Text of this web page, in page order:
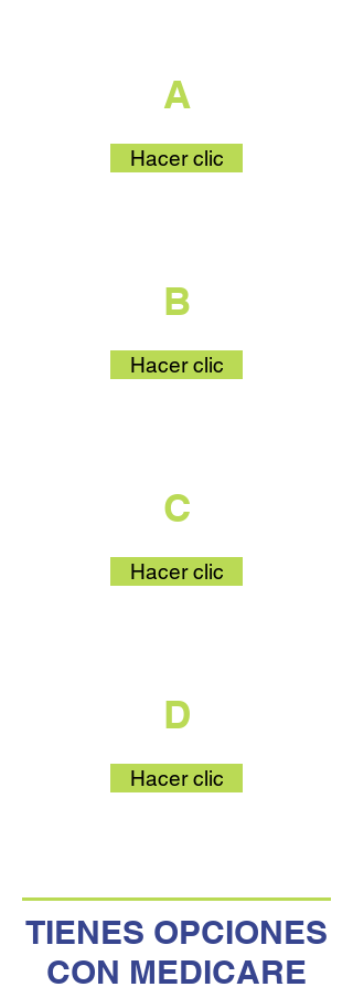
A
Hacer clic
B
Hacer clic
C
Hacer clic
D
Hacer clic
TIENES OPCIONES
CON MEDICARE